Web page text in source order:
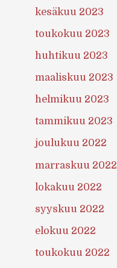
kesäkuu 2023
toukokuu 2023
huhtikuu 2023
maaliskuu 2023
helmikuu 2023
tammikuu 2023
joulukuu 2022
marraskuu 2022
lokakuu 2022
syyskuu 2022
elokuu 2022
toukokuu 2022